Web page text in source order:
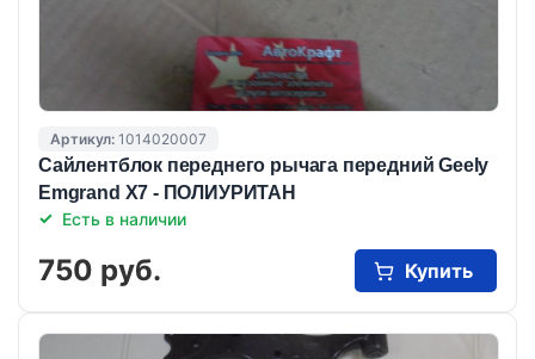
Артикул: 1014020007
Сайлентблок переднего рычага передний Geely
Emgrand X7 - ПОЛИУРИТАН
Есть в наличии
750 руб. Купить